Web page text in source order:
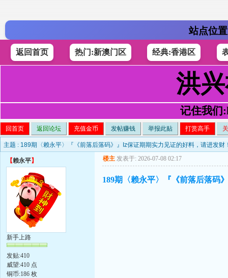
站点位
返回首页 热门:新澳门区 经典:香港区
洪
记住我们
回首页 返回论坛 充值金币 发帖赚钱 举报此贴 打赏高手
主题 : 189期〈赖永平〉『《前落后落码》』Iz保证期期实力见证的好料，请进发财
【赖永平】
新手上路
发贴:410
威望:410 点
铜币:186 枚
楼主 发表于: 2026-07-08 02:17
189期〈赖永平〉『《前落后落码